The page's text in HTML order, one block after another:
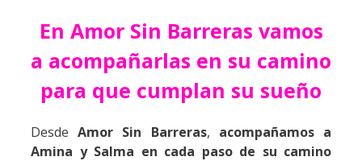
En Amor Sin Barreras vamos
a acompañarlas en su camino
para que cumplan su sueño
DesdeAmor Sin Barreras, acompañamos a
Amina y Salma en cada paso de su camino